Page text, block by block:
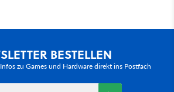
BESTELLEN
zu Games und Hardware direkt ins Postfach